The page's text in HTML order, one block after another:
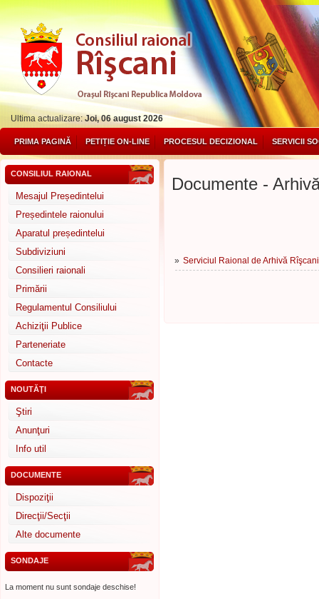
Ultima actualizare:Joi, 06 august 2026
PRIMA PAGINĂ PETIȚIE ON-LINE PROCESUL DECIZIONAL SERVICII
CONSILIUL RAIONAL
Mesajul Președintelui
Președintele raionului
Aparatul președintelui
Subdiviziuni
Consilieri raionali
Primării
Regulamentul Consiliului
Achiziţii Publice
Parteneriate
Contacte
NOUTĂŢI
Ştiri
Anunţuri
Info util
DOCUMENTE
Dispoziţii
Direcţii/Secţii
Alte documente
SONDAJE
La moment nu sunt sondaje deschise!
Documente -
» Serviciul Raional de Arhivă